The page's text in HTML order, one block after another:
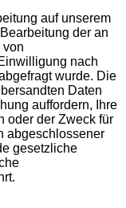
auf unserem
der an
von
nach
wurde. Die
Daten
auffordern, Ihre
oder der Zweck für
abgeschlossener
gesetzliche